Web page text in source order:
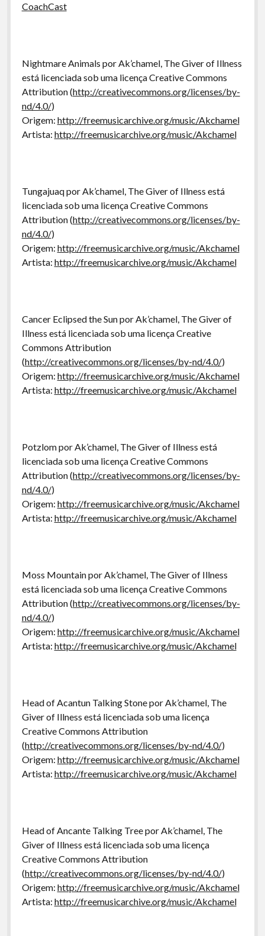
CoachCast
Nightmare Animals por Ak’chamel, The Giver of Illness
está licenciada sob uma licença Creative Commons
Attribution (http://creativecommons.org/licenses/by-
nd/4.0/)
Origem: http://freemusicarchive.org/music/Akchamel
Artista: http://freemusicarchive.org/music/Akchamel
Tungajuaq por Ak’chamel, The Giver of Illness está
licenciada sob uma licença Creative Commons
Attribution (http://creativecommons.org/licenses/by-
nd/4.0/)
Origem: http://freemusicarchive.org/music/Akchamel
Artista: http://freemusicarchive.org/music/Akchamel
Cancer Eclipsed the Sun por Ak’chamel, The Giver of
Illness está licenciada sob uma licença Creative
Commons Attribution
(http://creativecommons.org/licenses/by-nd/4.0/)
Origem: http://freemusicarchive.org/music/Akchamel
Artista: http://freemusicarchive.org/music/Akchamel
Potzlom por Ak’chamel, The Giver of Illness está
licenciada sob uma licença Creative Commons
Attribution (http://creativecommons.org/licenses/by-
nd/4.0/)
Origem: http://freemusicarchive.org/music/Akchamel
Artista: http://freemusicarchive.org/music/Akchamel
Moss Mountain por Ak’chamel, The Giver of Illness
está licenciada sob uma licença Creative Commons
Attribution (http://creativecommons.org/licenses/by-
nd/4.0/)
Origem: http://freemusicarchive.org/music/Akchamel
Artista: http://freemusicarchive.org/music/Akchamel
Head of Acantun Talking Stone por Ak’chamel, The
Giver of Illness está licenciada sob uma licença
Creative Commons Attribution
(http://creativecommons.org/licenses/by-nd/4.0/)
Origem: http://freemusicarchive.org/music/Akchamel
Artista: http://freemusicarchive.org/music/Akchamel
Head of Ancante Talking Tree por Ak’chamel, The
Giver of Illness está licenciada sob uma licença
Creative Commons Attribution
(http://creativecommons.org/licenses/by-nd/4.0/)
Origem: http://freemusicarchive.org/music/Akchamel
Artista: http://freemusicarchive.org/music/Akchamel